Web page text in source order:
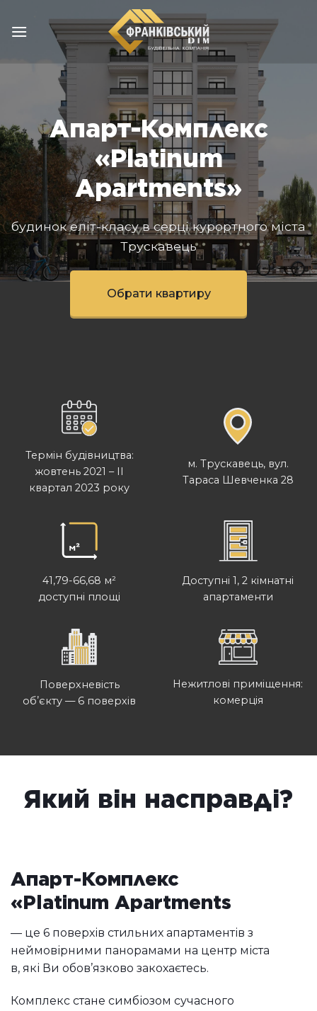
Апарт-Комплекс
«Platinum
Apartments»
будинок еліт-класу в серці курортного міста
Трускавець
Обрати квартиру
Термін будівництва:
жовтень 2021 – II
квартал 2023 року
м. Трускавець, вул.
Тараса Шевченка 28
41,79-66,68 м²
доступні площі
Доступні 1, 2 кімнатні
апартаменти
Поверхневість
обʼєкту — 6 поверхів
Нежитлові приміщення:
комерція
Який він насправді?
Апарт-Комплекс
«Platinum Apartments
— це 6 поверхів стильних апартаментів з
неймовірними панорамами на центр міста
в, які Ви обов’язково закохаєтесь.
Комплекс стане симбіозом сучасного